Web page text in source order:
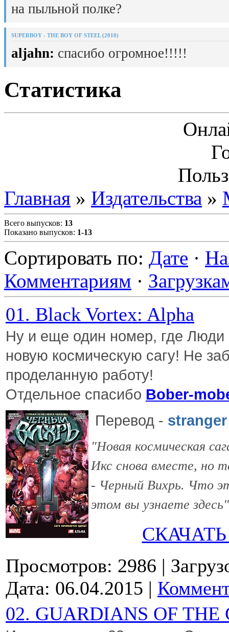
на пыльной полке?
SUPERBOY - THE BOY OF STEEL (2010)
aljahn: спасибо огромное!!!!!
Статистика
Главная » Издательства »
Всего выпусков: 13
Показано выпусков: 1-13
Сортировать по: Дате ·
Комментариям ·
01. Black Vortex: Alpha
Ну и еще один номер, где Люди
новую космическую сагу! Не
проделанную работу!
Отдельное спасибо Bober-
Перевод - stranger
"Новая космическая
Икс снова вместе, но
- Черный Вихрь. Что
этом вы узнаете
Просмотров: 2986 |
Дата: 06.04.2015 |
02. GUARDIANS OF THE